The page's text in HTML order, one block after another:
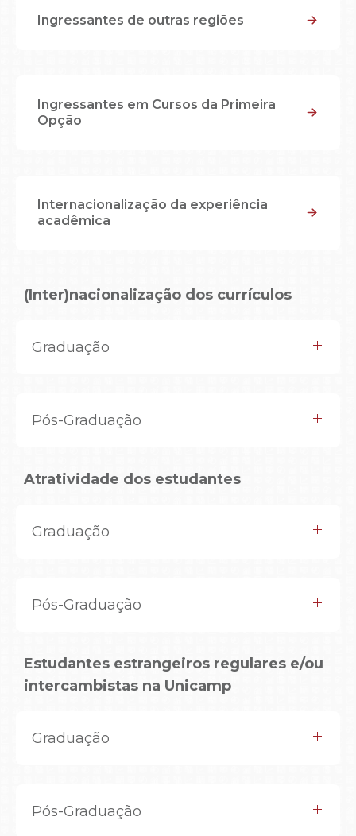
Ingressantes de outras regiões
Ingressantes em Cursos da Primeira
Opção
Internacionalização da experiência
acadêmica
(Inter)nacionalização dos currículos
Graduação
Pós-Graduação
Atratividade dos estudantes
Graduação
Pós-Graduação
Estudantes estrangeiros regulares e/ou
intercambistas na Unicamp
Graduação
Pós-Graduação